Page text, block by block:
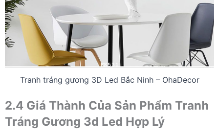
Tranh tráng gương 3D Led Bắc Ninh – OhaDecor
2.4 Giá Thành Của Sản Phẩm Tranh
Tráng Gương 3d Led Hợp Lý